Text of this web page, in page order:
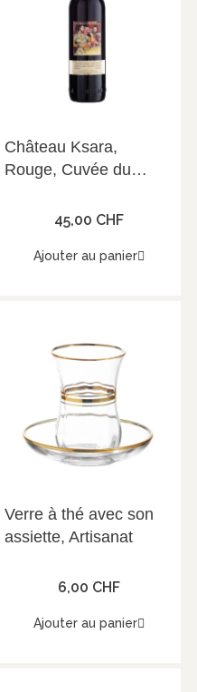
Château Ksara,
Rouge, Cuvée du
Vallée de la Bekaa,
45,00 CHF
Ajouter au panier
Verre à thé avec son
assiette, Artisanat
6,00 CHF
Ajouter au panier